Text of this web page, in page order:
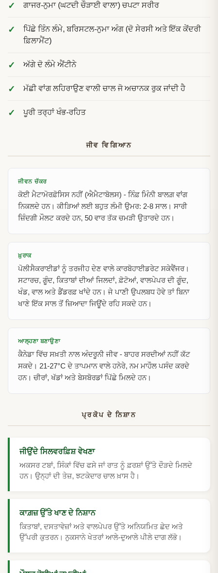
ਗਾਜਰ-ਨੁਮਾ (ਘਟਦੀ ਚੌੜਾਈ ਵਾਲਾ) ਚਪਟਾ ਸਰੀਰ
ਪਿੱਛੇ ਤਿੰਨ ਲੰਮੇ, ਬਰਿਸਟਲ-ਨੁਮਾ ਅੰਗ (ਦੋ ਸੇਰਸੀ ਅਤੇ ਇੱਕ ਕੇਂਦਰੀ
ਫ਼ਿਲਾਮੈਂਟ)
ਅੱਗੇ ਦੋ ਲੰਮੇ ਐਂਟੀਨੇ
ਮੱਛੀ ਵਾਂਗ ਲਹਿਰਾਉਣ ਵਾਲੀ ਚਾਲ ਜੋ ਅਚਾਨਕ ਰੁਕ ਜਾਂਦੀ ਹੈ
ਪੂਰੀ ਤਰ੍ਹਾਂ ਖੰਭ-ਰਹਿਤ
ਜੀਵ ਵਿਗਿਆਨ
ਜੀਵਨ ਚੱਕਰ
ਕੋਈ ਮੈਟਾਮੋਰਫ਼ੋਸਿਸ ਨਹੀਂ (ਐਮੈਟਾਬੋਲਸ) - ਨਿੰਫ਼ ਮਿੰਨੀ ਬਾਲਗ਼ ਵਾਂਗ
ਨਿਕਲਦੇ ਹਨ। ਕੀੜਿਆਂ ਲਈ ਬਹੁਤ ਲੰਮੀ ਉਮਰ: 2-8 ਸਾਲ। ਸਾਰੀ
ਜ਼ਿੰਦਗੀ ਮੌਲਟ ਕਰਦੇ ਹਨ, 50 ਵਾਰ ਤੱਕ ਚਮੜੀ ਉਤਾਰਦੇ ਹਨ।
ਖ਼ੁਰਾਕ
ਪੋਲੀਸੈਕਰਾਈਡਾਂ ਨੂੰ ਤਰਜੀਹ ਦੇਣ ਵਾਲੇ ਕਾਰਬੋਹਾਈਡਰੇਟ ਸਕੇਵੈਂਜਰ।
ਸਟਾਰਚ, ਗੂੰਦ, ਕਿਤਾਬਾਂ ਦੀਆਂ ਜਿਲਦਾਂ, ਫ਼ੋਟੋਆਂ, ਵਾਲਪੇਪਰ ਦੀ ਗੂੰਦ,
ਖੰਡ, ਵਾਲ ਅਤੇ ਡੈਂਡਰਫ਼ ਖਾਂਦੇ ਹਨ। ਜੇ ਪਾਣੀ ਉਪਲਬਧ ਹੋਵੇ ਤਾਂ ਬਿਨਾ
ਖਾਣੇ ਇੱਕ ਸਾਲ ਤੋਂ ਜ਼ਿਆਦਾ ਜਿਊਂਦੇ ਰਹਿ ਸਕਦੇ ਹਨ।
ਆਲ੍ਹਣਾ ਬਣਾਉਣਾ
ਕੈਨੇਡਾ ਵਿੱਚ ਸਖ਼ਤੀ ਨਾਲ ਅੰਦਰੂਨੀ ਜੀਵ - ਬਾਹਰ ਸਰਦੀਆਂ ਨਹੀਂ ਕੱਟ
ਸਕਦੇ। 21-27°C ਦੇ ਤਾਪਮਾਨ ਵਾਲੇ ਹਨੇਰੇ, ਨਮ ਮਾਹੌਲ ਪਸੰਦ ਕਰਦੇ
ਹਨ। ਚੀਰਾਂ, ਖੱਡਾਂ ਅਤੇ ਬੇਸਬੋਰਡਾਂ ਪਿੱਛੇ ਮਿਲਦੇ ਹਨ।
ਪ੍ਰਕੋਪ ਦੇ ਨਿਸ਼ਾਨ
ਜੀਉਂਦੇ ਸਿਲਵਰਫ਼ਿਸ਼ ਵੇਖਣਾ
ਅਕਸਰ ਟਬਾਂ, ਸਿੰਕਾਂ ਵਿੱਚ ਫਸੇ ਜਾਂ ਰਾਤ ਨੂੰ ਫ਼ਰਸ਼ਾਂ ਉੱਤੇ ਦੌੜਦੇ ਮਿਲਦੇ
ਹਨ। ਉਨ੍ਹਾਂ ਦੀ ਤੇਜ਼, ਝਟਕੇਦਾਰ ਚਾਲ ਖ਼ਾਸ ਹੈ।
ਕਾਗ਼ਜ਼ ਉੱਤੇ ਖਾਣ ਦੇ ਨਿਸ਼ਾਨ
ਕਿਤਾਬਾਂ, ਦਸਤਾਵੇਜ਼ਾਂ ਅਤੇ ਵਾਲਪੇਪਰ ਉੱਤੇ ਅਨਿਯਮਿਤ ਛੇਦ ਅਤੇ
ਉੱਪਰੀ ਕੁਤਰਨ। ਨੁਕਸਾਨੇ ਖੇਤਰਾਂ ਆਲੇ-ਦੁਆਲੇ ਪੀਲੇ ਦਾਗ ਲੱਭੋ।